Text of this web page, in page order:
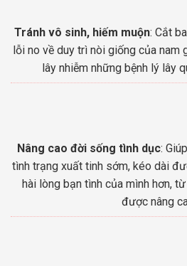
Tránh vô sinh, hiếm muộn: Cắt
lỗi no về duy trì nòi giống của nam
lây nhiễm những bệnh lý lây
Nâng cao đời sống tình dục:
tình trạng xuất tinh sớm, kéo dài
hài lòng bạn tình của mình hơn,
được nâng